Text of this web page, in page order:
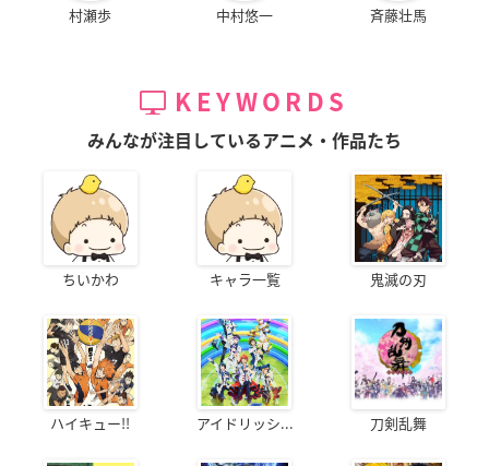
村瀬歩 中村悠一 斉藤壮馬
KEYWORDS
みんなが注目しているアニメ・作品たち
ちいかわ キャラ一覧 鬼滅の刃
ハイキュー!! アイドリッシ... 刀剣乱舞